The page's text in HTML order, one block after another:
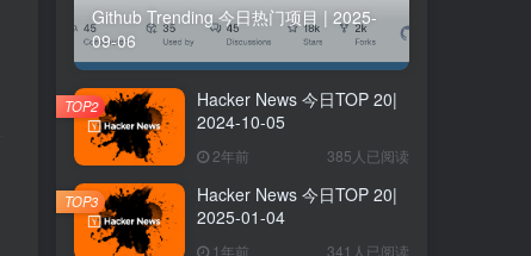
17.Wildcard: Customize HN using a spreadsheet view
18.Documenting an 1115 ft radio tower climb
19.University of Alabama Engineer Pioneers New Process for Recycling Plastics
20.Olympians turn to OnlyFans to fund dreams due to 'broken' finance system (2024)
17.Wildcard: Customize HN using a spreadsheet view
18.Documenting an 1115 ft radio tower climb
19.University of Alabama Engineer Pioneers New Process for Recycling Plastics
20.Olympians turn to OnlyFans to fund dreams due to 'broken' finance system (2024)
Github Trending 今日热门项目 | 2025-
09-06
Hacker News 今日TOP 20|
2024-10-05
2年前 385人已阅读
TOP2
Hacker News 今日TOP 20|
2025-01-04
1年前 341人已阅读
TOP3